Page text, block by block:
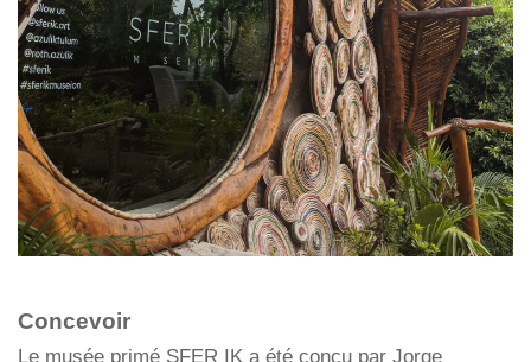
Concevoir
Le musée primé SFER IK a été conçu par Jorge